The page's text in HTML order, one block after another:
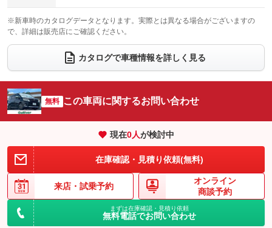
：装備なし ：装備なし
ウォークスルー
：装備なし
電動リアゲート フロントカメラ
：装備なし
：装備なし ：装備なし
サイドカメラ
：装備なし ルーフレール
：装備なし
：装備なし
：装備なし
※新車時のカタログデータとなります。実際とは異なる場合がございますの
で、詳細は販売店にご確認ください。
カタログで車種情報を詳しく見る
無料 この車両に関するお問い合わせ
現在0人が検討中
在庫確認・見積り依頼(無料)
来店・ 試乗予約
オンライン
商談予約
まずは在庫確認・見積り依頼
無料電話でお問い合わせ